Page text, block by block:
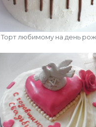
Торт любимому на день